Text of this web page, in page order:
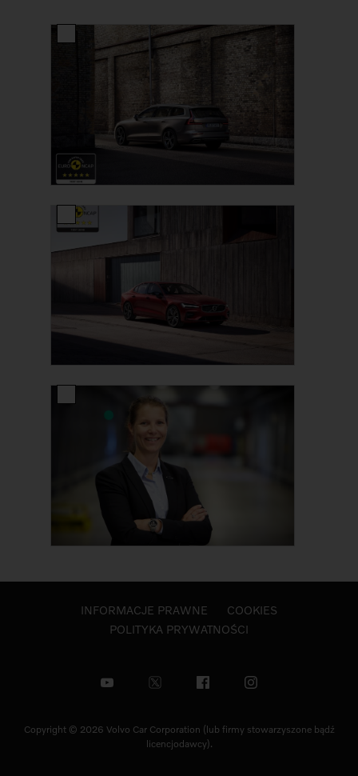
INFORMACJE PRAWNE
COOKIES
POLITYKA PRYWATNOŚCI
Copyright © 2026 Volvo Car Corporation (lub firmy stowarzyszone bądź
licencjodawcy).